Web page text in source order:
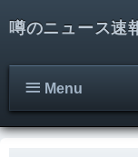
噂のニュース速
Menu